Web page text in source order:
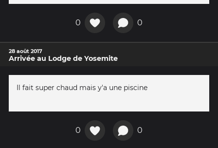
0 0
28 août 2017
Arrivée au Lodge de Yosemite
Il fait super chaud mais y'a une piscine
0 0